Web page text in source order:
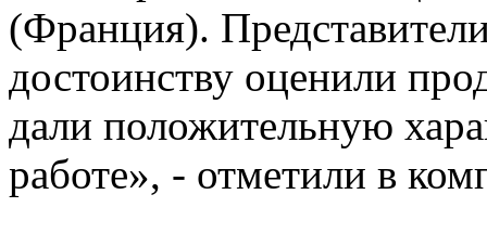
(Франция).
достоинству оценили
дали положительную
работе», - отметили в